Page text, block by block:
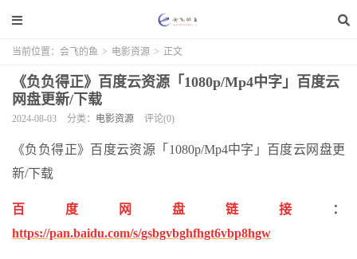
当前位置： 会飞的鱼 > 电影资源 > 正文
《负负得正》百度云资源「1080p/Mp4中字」百度云
网盘更新/下载
2024-08-03 分类： 电影资源 评论(0)
《负负得正》百度云资源「1080p/Mp4中字」百度云网盘更
新/下载
百度网盘链接
：
https://pan.baidu.com/s/gsbgvbghfhgt6vbp8hgw